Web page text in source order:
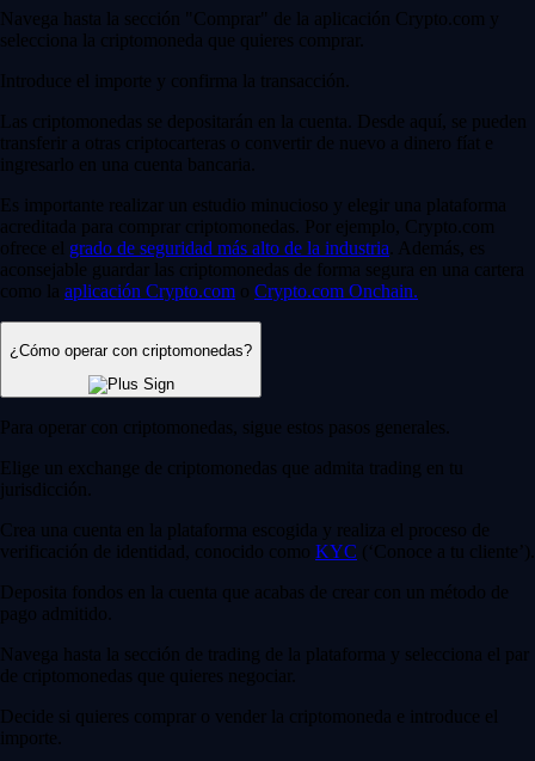
Navega hasta la sección "Comprar" de la aplicación Crypto.com y
selecciona la criptomoneda que quieres comprar.
Introduce el importe y confirma la transacción.
Las criptomonedas se depositarán en la cuenta. Desde aquí, se pueden
transferir a otras criptocarteras o convertir de nuevo a dinero fíat e
ingresarlo en una cuenta bancaria.
Es importante realizar un estudio minucioso y elegir una plataforma
acreditada para comprar criptomonedas. Por ejemplo, Crypto.com
ofrece el grado de seguridad más alto de la industria . Además, es
aconsejable guardar las criptomonedas de forma segura en una cartera
como la aplicación Crypto.com o Crypto.com Onchain.
¿Cómo operar con criptomonedas?
Para operar con criptomonedas, sigue estos pasos generales.
Elige un exchange de criptomonedas que admita trading en tu
jurisdicción.
Crea una cuenta en la plataforma escogida y realiza el proceso de
verificación de identidad, conocido como KYC (‘Conoce a tu cliente’).
Deposita fondos en la cuenta que acabas de crear con un método de
pago admitido.
Navega hasta la sección de trading de la plataforma y selecciona el par
de criptomonedas que quieres negociar.
Decide si quieres comprar o vender la criptomoneda e introduce el
importe.